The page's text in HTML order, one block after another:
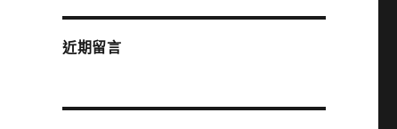
近期留言